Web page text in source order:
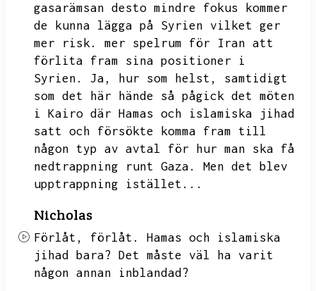
gasarämsan desto mindre fokus kommer
de kunna lägga på Syrien vilket ger
mer risk.
mer spelrum för Iran att
förlita fram sina positioner i
Syrien.
Ja, hur som helst,
samtidigt
som det här hände så pågick det möten
i Kairo där Hamas och islamiska jihad
satt och försökte komma fram till
någon typ av avtal för hur man ska få
nedtrappning runt Gaza.
Men det blev
upptrappning istället...
Nicholas
Förlåt, förlåt.
Hamas och islamiska
jihad bara? Det måste väl ha varit
någon annan inblandad?